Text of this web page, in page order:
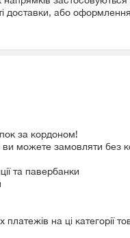
доставки, або
за кордоном!
можете замовляти без
та павербанки
на ці категорії